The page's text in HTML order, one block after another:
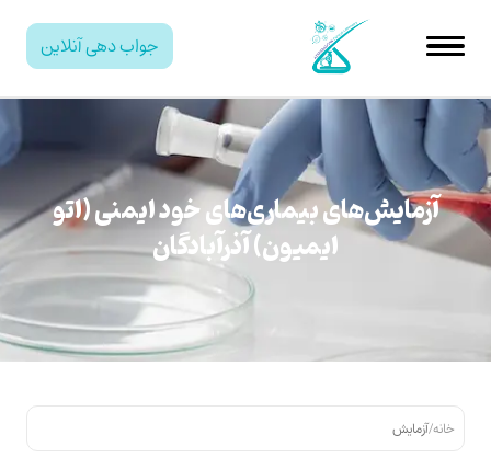
جواب دهی آنلاین
آزمایش‌های بیماری‌های خود ایمنی (اتو
ایمیون) آذرآبادگان
خانه/آزمایش